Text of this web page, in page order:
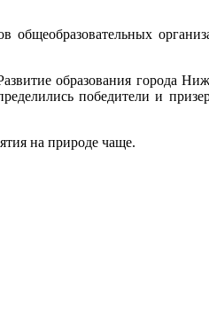
образования города
победители и
на природе чаще.